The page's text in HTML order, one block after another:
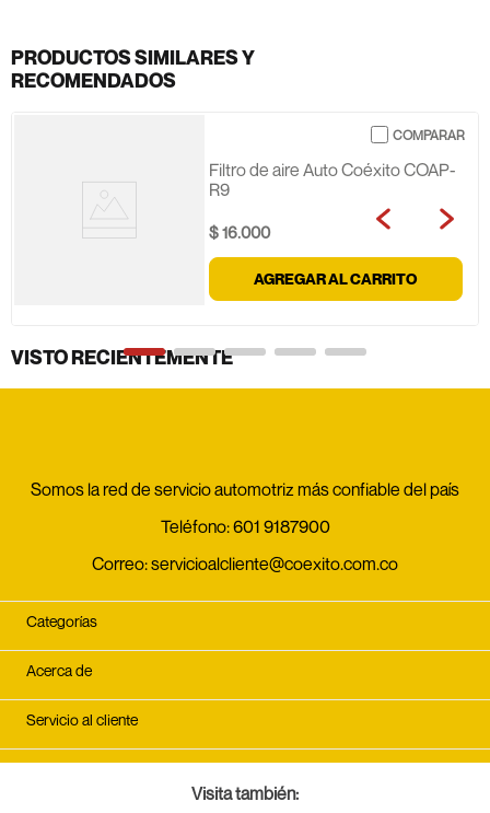
PRODUCTOS SIMILARES Y
RECOMENDADOS
Filtro de aire Auto Coéxito COAP-
R9
$16.000
AGREGAR AL CARRITO
VISTO RECIENTEMENTE
Somos la red de servicio automotriz más confiable del país
Teléfono:601 9187900
Correo:servicioalcliente@coexito.com.co
Categorías
Acerca de
Servicio al cliente
Visita también: